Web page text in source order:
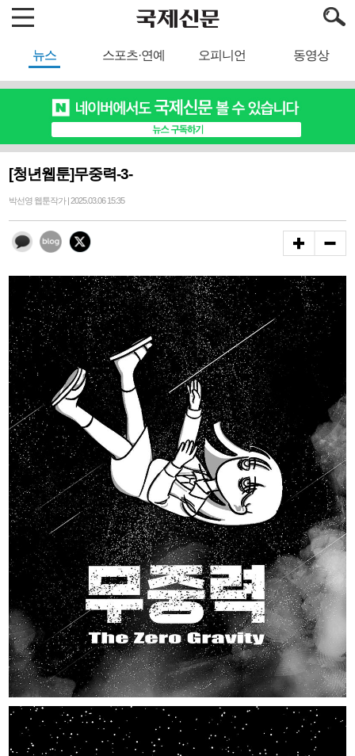
뉴스 스포츠·연예 오피니언 동영상
[청년웹툰]무중력-3-
박선영 웹툰작가 | 2025.03.06 15:35